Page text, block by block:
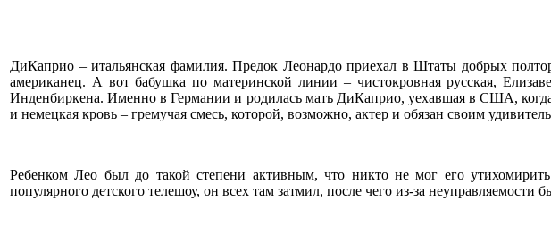
ДиКаприо – итальянская фамилия. Предок Леонардо приехал в Штаты добрых
американец. А вот бабушка по материнской линии – чистокровная русская,
Инденбиркена. Именно в Германии и родилась мать ДиКаприо, уехавшая в США,
и немецкая кровь – гремучая смесь, которой, возможно, актер и обязан своим
Ребенком Лео был до такой степени активным, что никто не мог его
популярного детского телешоу, он всех там затмил, после чего из-за неуправляемости